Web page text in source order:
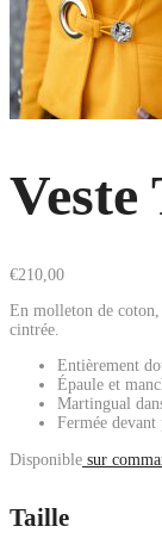
€210,00
En molleton de coton,
cintrée.
Entièrement
Épaule et
Martingual
Fermée
Disponible sur
Taille